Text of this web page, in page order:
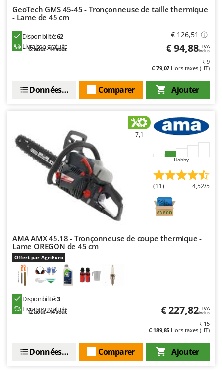
Oriental Koshin
Outdoorchef
P
Palazzetti
Paterlini
Prismafood
R.G.V.
Ribimex
Ripartrak
Ritter
River Systems
Robomow
Rossofuoco
Royal Food
GeoTech GMS 45-45 - Tronçonneuse de taille thermique
- Lame de 45 cm
Disponibilité:62
Livraison gratuite
12 août - 14 août
€ 126,51
€ 94,88 TVA
Inclus
R-9
€ 79,07 Hors taxes (HT)
Ajouter
Comparer
Données techniques
7,1
Hobby
(11) 4,52/5
AMA AMX 45.18 - Tronçonneuse de coupe thermique -
Lame OREGON de 45 cm
Offert par AgriEuro
Disponibilité:3
Livraison gratuite
12 août - 14 août € 227,82 TVA
Inclus
R-15
€ 189,85 Hors taxes (HT)
Ajouter
Comparer
Données techniques